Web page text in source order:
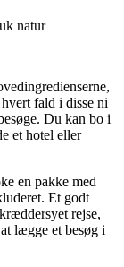
natur
fald i disse ni
Du kan bo i
et hotel eller
en pakke med
Et godt
rejse,
lægge et besøg i